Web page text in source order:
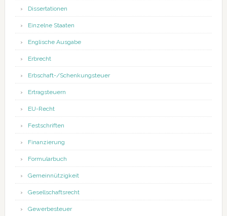
Dissertationen
Einzelne Staaten
Englische Ausgabe
Erbrecht
Erbschaft-/Schenkungsteuer
Ertragsteuern
EU-Recht
Festschriften
Finanzierung
Formularbuch
Gemeinnützigkeit
Gesellschaftsrecht
Gewerbesteuer